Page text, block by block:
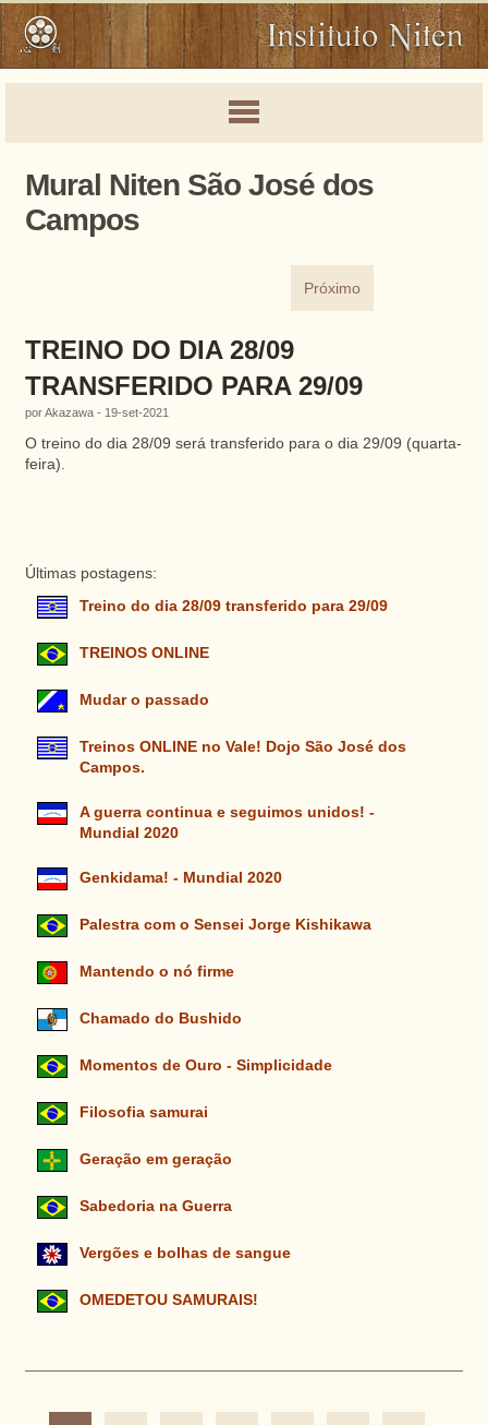
Mural Niten São José dos
Campos
Próximo
TREINO DO DIA 28/09
TRANSFERIDO PARA 29/09
por Akazawa - 19-set-2021
O treino do dia 28/09 será transferido para o dia 29/09 (quarta-
feira).
Últimas postagens:
Treino do dia 28/09 transferido para 29/09
TREINOS ONLINE
Mudar o passado
Treinos ONLINE no Vale! Dojo São José dos
Campos.
A guerra continua e seguimos unidos! -
Mundial 2020
Genkidama! - Mundial 2020
Palestra com o Sensei Jorge Kishikawa
Mantendo o nó firme
Chamado do Bushido
Momentos de Ouro - Simplicidade
Filosofia samurai
Geração em geração
Sabedoria na Guerra
Vergões e bolhas de sangue
OMEDETOU SAMURAIS!